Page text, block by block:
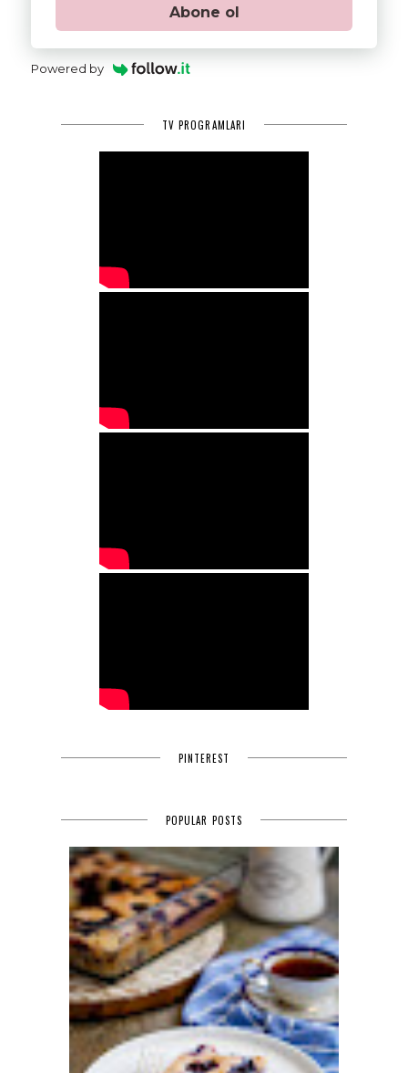
Abone ol
Powered by
TV PROGRAMLARI
PINTEREST
POPULAR POSTS